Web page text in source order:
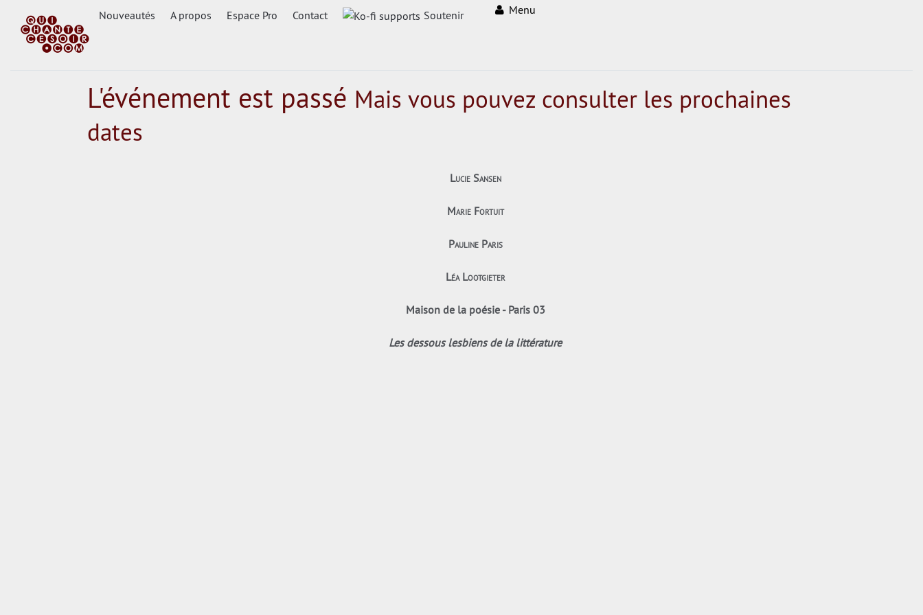
Nouveautés A propos Espace Pro Contact Soutenir Menu
L'événement est passé Mais vous pouvez consulter les prochaines
dates
Lucie Sansen
Marie Fortuit
Pauline Paris
Léa Lootgieter
Maison de la poésie - Paris 03
Les dessous lesbiens de la littérature